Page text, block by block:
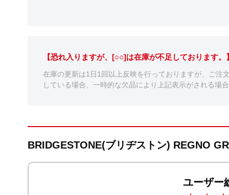
【恐れ入りますが、[○○]は在庫が不足しております
在庫の更新は1日1回以上反映を行っておりますが、ご注
している場合、一時的な欠品により上記表示がされる場
BRIDGESTONE(ブリヂストン) REGNO
ユーザー